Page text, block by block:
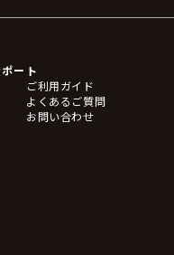
ート
ご利用ガイド
よくあるご質問
お問い合わせ